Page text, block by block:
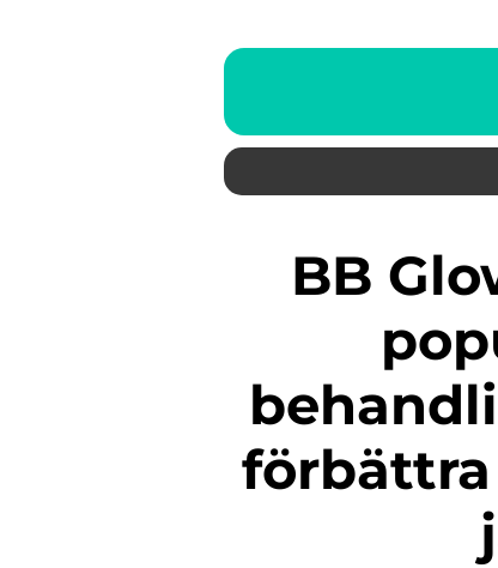
BB Glow behandling är en